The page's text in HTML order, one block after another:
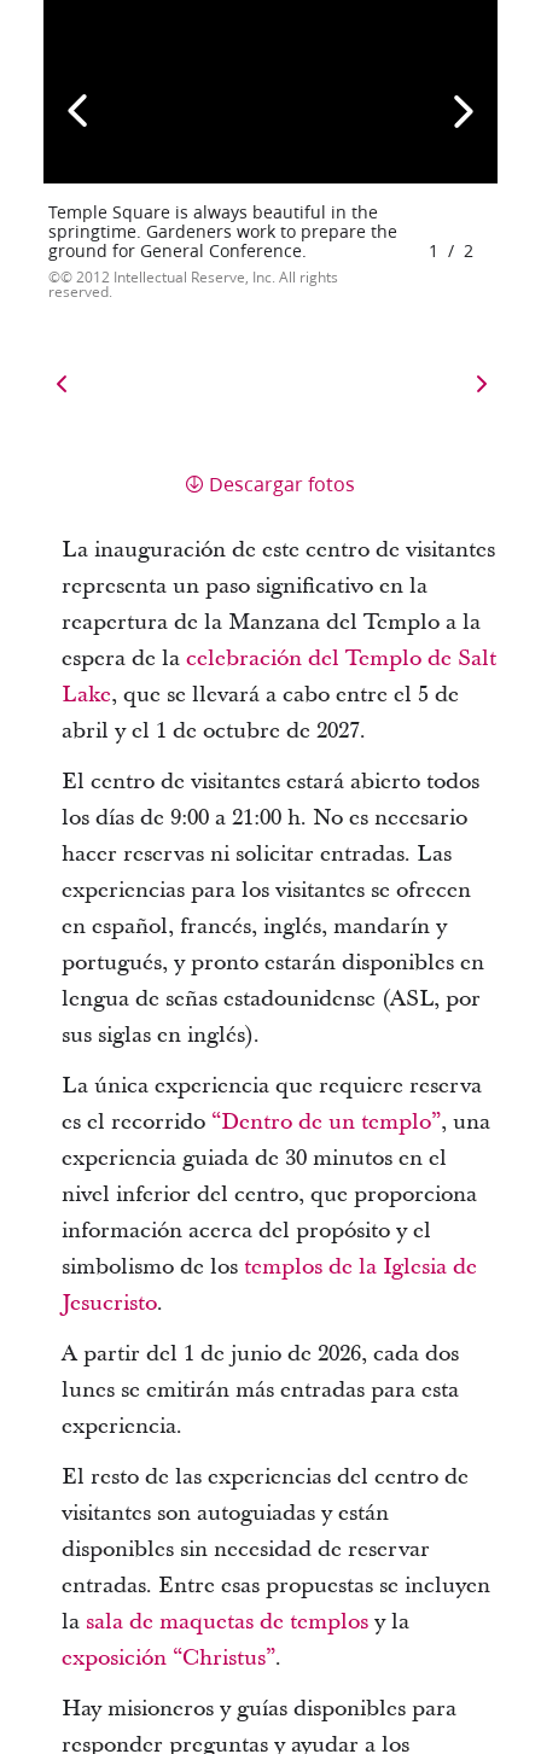
Temple Square is always beautiful in the
springtime. Gardeners work to prepare the
ground for General Conference.
© 2012 Intellectual Reserve, Inc. All rights
reserved.
1 / 2
Descargar fotos
La inauguración de este centro de visitantes
representa un paso significativo en la
reapertura de la Manzana del Templo a la
espera de la celebración del Templo de Salt
Lake, que se llevará a cabo entre el 5 de
abril y el 1 de octubre de 2027.
El centro de visitantes estará abierto todos
los días de 9:00 a 21:00 h. No es necesario
hacer reservas ni solicitar entradas. Las
experiencias para los visitantes se ofrecen
en español, francés, inglés, mandarín y
portugués, y pronto estarán disponibles en
lengua de señas estadounidense (ASL, por
sus siglas en inglés).
La única experiencia que requiere reserva
es el recorrido “Dentro de un templo”, una
experiencia guiada de 30 minutos en el
nivel inferior del centro, que proporciona
información acerca del propósito y el
simbolismo de los templos de la Iglesia de
Jesucristo.
A partir del 1 de junio de 2026, cada dos
lunes se emitirán más entradas para esta
experiencia.
El resto de las experiencias del centro de
visitantes son autoguiadas y están
disponibles sin necesidad de reservar
entradas. Entre esas propuestas se incluyen
la sala de maquetas de templosy la
exposición “Christus”.
Hay misioneros y guías disponibles para
responder preguntas y ayudar a los